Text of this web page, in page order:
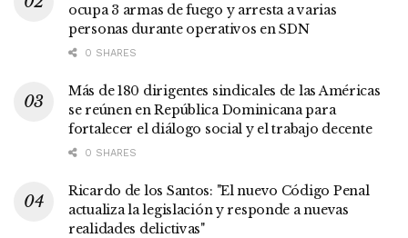
ocupa 3 armas de fuego y arresta a varias
personas durante operativos en SDN
0 SHARES
Más de 180 dirigentes sindicales de las Américas
se reúnen en República Dominicana para
fortalecer el diálogo social y el trabajo decente
0 SHARES
Ricardo de los Santos: "El nuevo Código Penal
actualiza la legislación y responde a nuevas
realidades delictivas"